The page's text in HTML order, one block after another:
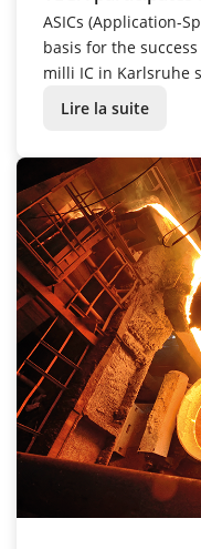
ASICs (Application-
basis for the
milli IC in Karlsruhe
such high-frequency
Lire la suite